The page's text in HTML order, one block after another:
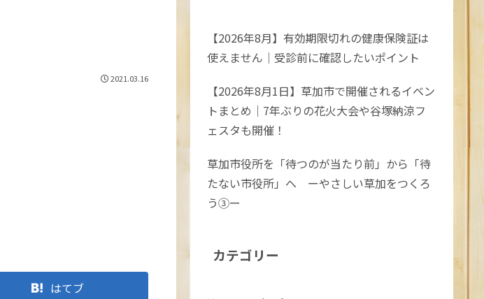
2021.03.16
はてブ
【2026年8月】有効期限切れの健康保険証は
使えません｜受診前に確認したいポイント
【2026年8月1日】草加市で開催されるイベン
トまとめ｜7年ぶりの花火大会や谷塚納涼フ
ェスタも開催！
草加市役所を「待つのが当たり前」から「待
たない市役所」へ ーやさしい草加をつくろ
う③ー
カテゴリー